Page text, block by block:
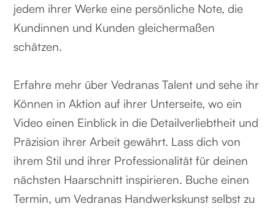
jedem ihrer Werke eine persönliche Note, die
Kundinnen und Kunden gleichermaßen
schätzen.
Erfahre mehr über Vedranas Talent und sehe ihr
Können in Aktion auf ihrer Unterseite, wo ein
Video einen Einblick in die Detailverliebtheit und
Präzision ihrer Arbeit gewährt. Lass dich von
ihrem Stil und ihrer Professionalität für deinen
nächsten Haarschnitt inspirieren. Buche einen
Termin, um Vedranas Handwerkskunst selbst zu